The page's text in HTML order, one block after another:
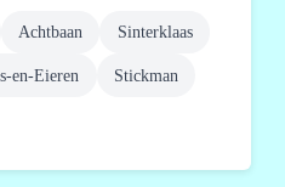
Achtbaan Sinterklaas
en-Eieren Stickman